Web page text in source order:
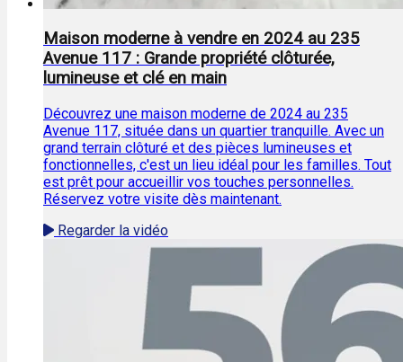
Maison moderne à vendre en 2024 au 235
Avenue 117 : Grande propriété clôturée,
lumineuse et clé en main
Découvrez une maison moderne de 2024 au 235
Avenue 117, située dans un quartier tranquille. Avec un
grand terrain clôturé et des pièces lumineuses et
fonctionnelles, c'est un lieu idéal pour les familles. Tout
est prêt pour accueillir vos touches personnelles.
Réservez votre visite dès maintenant.
Regarder la vidéo